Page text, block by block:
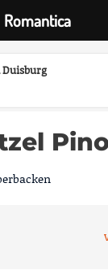
Romantica
Duisburg